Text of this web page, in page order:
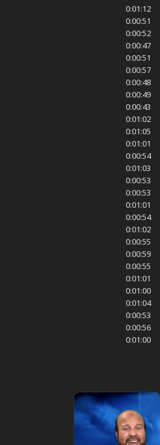
0:01:12
0:00:51
0:00:52
0:00:47
0:00:51
0:00:57
0:00:48
0:00:49
0:00:43
0:01:02
0:01:05
0:01:01
0:00:54
0:01:03
0:00:53
0:00:53
0:01:01
0:00:54
0:01:02
0:00:55
0:00:59
0:00:55
0:01:01
0:01:00
0:01:04
0:00:53
0:00:56
0:01:00